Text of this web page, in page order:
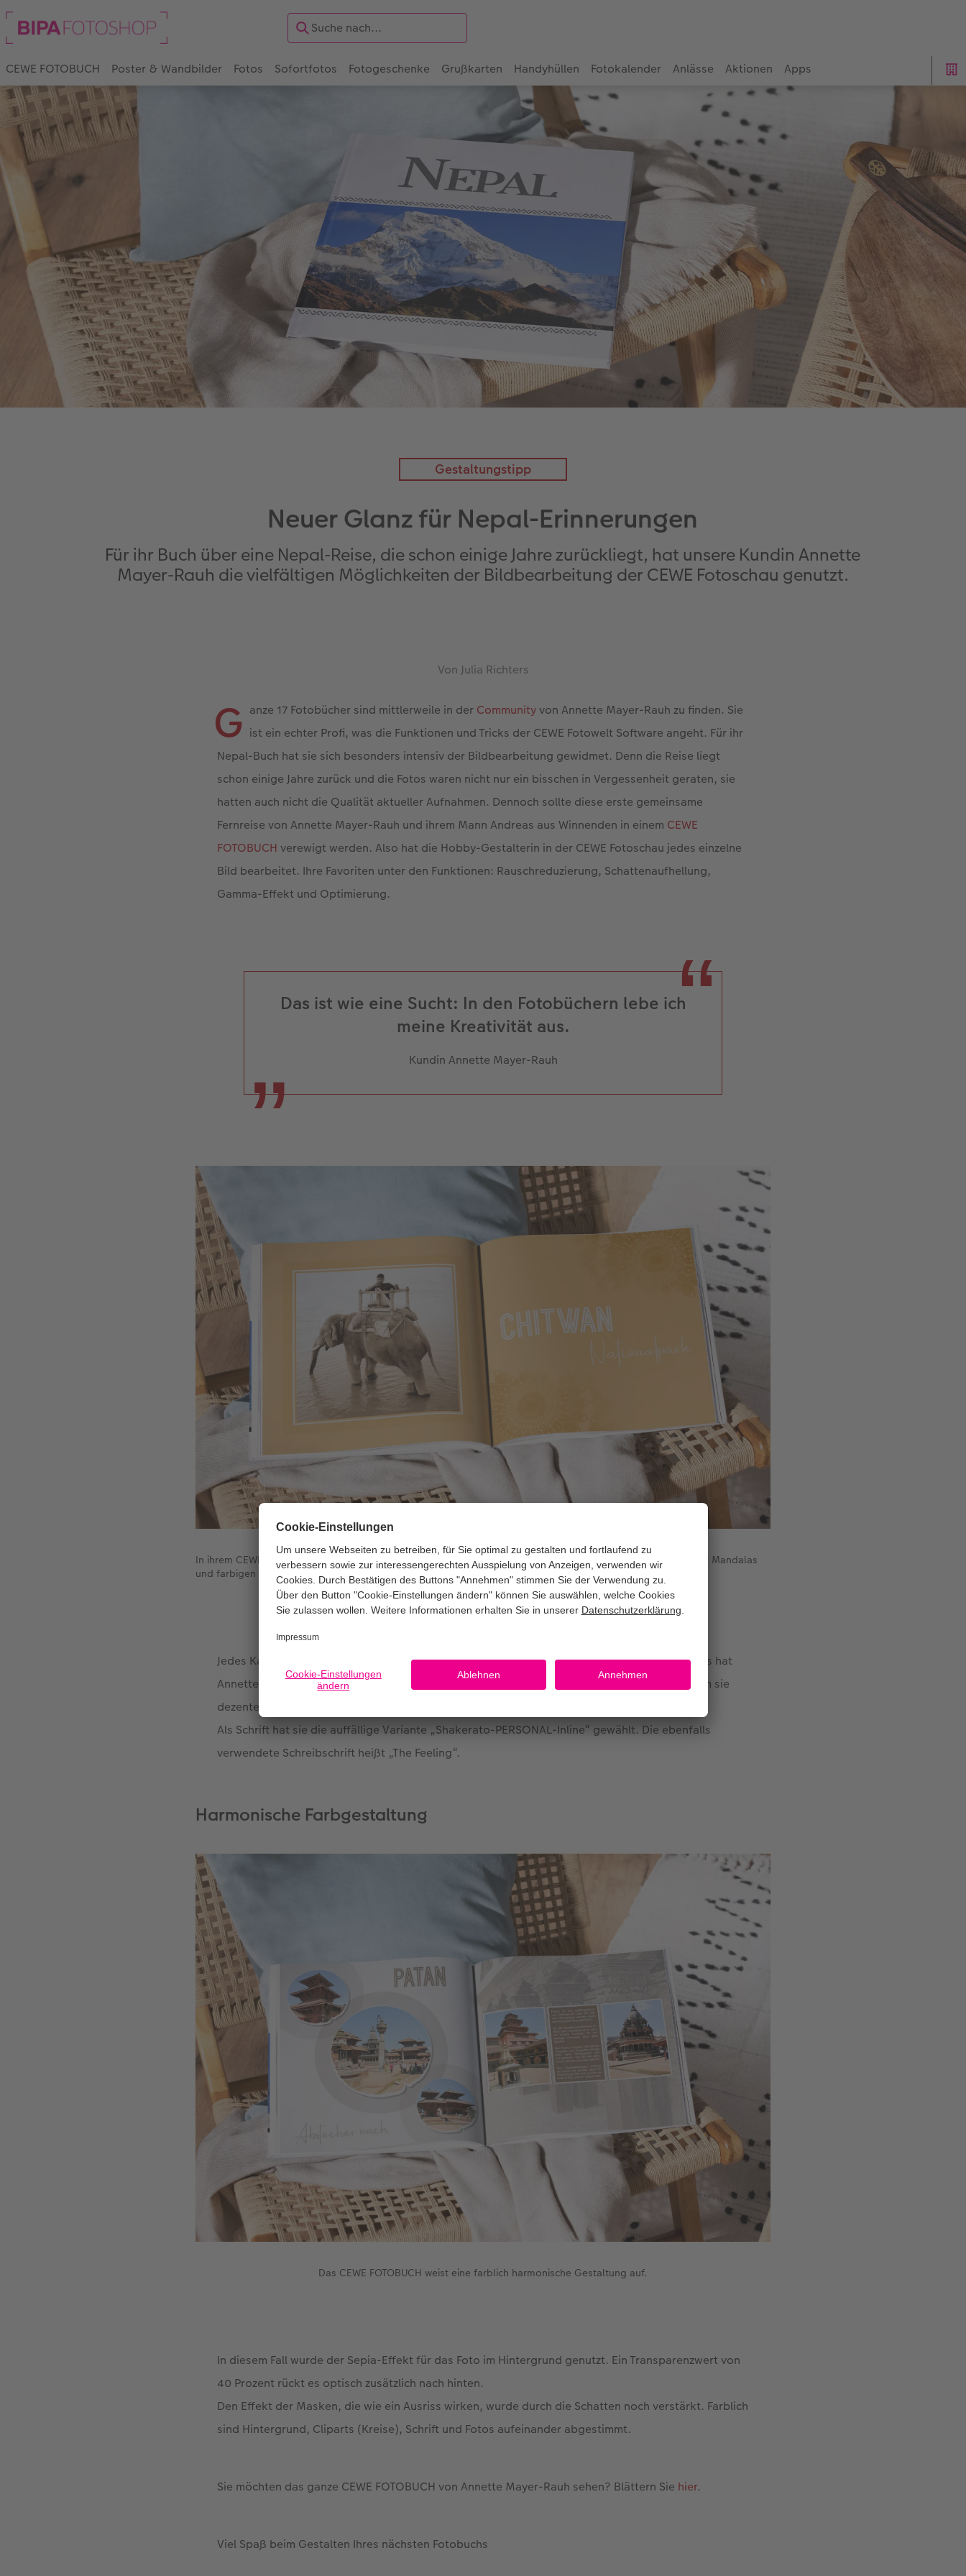
CEWE FOTOBUCH Poster & Wandbilder Fotos Sofortfotos Fotogeschenke Grußkarten Handyhüllen Fotokalender Anlässe Aktionen Apps
Gestaltungstipp
Neuer Glanz für Nepal-Erinnerungen
Für ihr Buch über eine Nepal-Reise, die schon einige Jahre zurückliegt, hat unsere Kundin Annette
Mayer-Rauh die vielfältigen Möglichkeiten der Bildbearbeitung der CEWE Fotoschau genutzt.
Von Julia Richters
G anze 17 Fotobücher sind mittlerweile in der Communityvon Annette Mayer-Rauh zu finden. Sie
ist ein echter Profi, was die Funktionen und Tricks der CEWE Fotowelt Software angeht. Für ihr
Nepal-Buch hat sie sich besonders intensiv der Bildbearbeitung gewidmet. Denn die Reise liegt
schon einige Jahre zurück und die Fotos waren nicht nur ein bisschen in Vergessenheit geraten, sie
hatten auch nicht die Qualität aktueller Aufnahmen. Dennoch sollte diese erste gemeinsame
Fernreise von Annette Mayer-Rauh und ihrem Mann Andreas aus Winnenden in einem CEWE
FOTOBUCH verewigt werden. Also hat die Hobby-Gestalterin in der CEWE Fotoschau jedes einzelne
Bild bearbeitet. Ihre Favoriten unter den Funktionen: Rauschreduzierung, Schattenaufhellung,
Gamma-Effekt und Optimierung.
Das ist wie eine Sucht: In den Fotobüchern lebe ich
meine Kreativität aus.
Kundin Annette Mayer-Rauh
In ihrem CEWE FOTOBUCH über Nepal hat Annette Mayer-Rauh besonders ansprechende Kapiteleinstiege mit Mandalas
und farbigen Hintergründen dekoriert.
Jedes Kapitel beginnt mit einer Doppelseite im gleichen Stil. Die dabei verwendeten Mandalas hat
Annette Meyer-Rauh als Grafiken eingefügt und anschließend mit Farbverläufen versehen, um sie
dezenter zu gestalten.
Als Schrift hat sie die auffällige Variante „Shakerato-PERSONAL-Inline“ gewählt. Die ebenfalls
verwendete Schreibschrift heißt „The Feeling“.
Harmonische Farbgestaltung
Das CEWE FOTOBUCH weist eine farblich harmonische Gestaltung auf.
In diesem Fall wurde der Sepia-Effekt für das Foto im Hintergrund genutzt. Ein Transparenzwert von
40 Prozent rückt es optisch zusätzlich nach hinten.
Den Effekt der Masken, die wie ein Ausriss wirken, wurde durch die Schatten noch verstärkt. Farblich
sind Hintergrund, Cliparts (Kreise), Schrift und Fotos aufeinander abgestimmt.
Sie möchten das ganze CEWE FOTOBUCH von Annette Mayer-Rauh sehen? Blättern Sie hier.
Viel Spaß beim Gestalten Ihres nächsten Fotobuchs